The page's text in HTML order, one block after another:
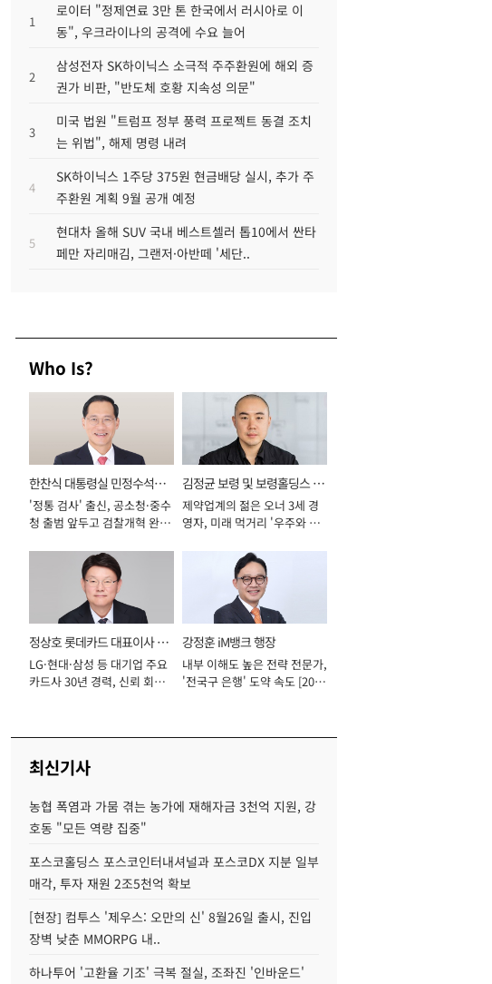
1
로이터 "정제연료 3만 톤 한국에서 러시아로 이
동", 우크라이나의 공격에 수요 늘어
2
삼성전자 SK하이닉스 소극적 주주환원에 해외 증
권가 비판, "반도체 호황 지속성 의문"
3
미국 법원 "트럼프 정부 풍력 프로젝트 동결 조치
는 위법", 해제 명령 내려
4
SK하이닉스 1주당 375원 현금배당 실시, 추가 주
주환원 계획 9월 공개 예정
5
현대차 올해 SUV 국내 베스트셀러 톱10에서 싼타
페만 자리매김, 그랜저·아반떼 '세단..
Who Is?
한찬식 대통령실 민정수석비
서관
'정통 검사' 출신, 공소청·중수
청 출범 앞두고 검찰개혁 완수
김정균 보령 및 보령홀딩스 대
표이사 사장
제약업계의 젊은 오너 3세 경
영자, 미래 먹거리 '우주와 헬
정상호 롯데카드 대표이사 사
장
LG·현대·삼성 등 대기업 주요
카드사 30년 경력, 신뢰 회복
강정훈 iM뱅크 행장
내부 이해도 높은 전략 전문가,
'전국구 은행' 도약 속도 [2026
최신기사
농협 폭염과 가뭄 겪는 농가에 재해자금 3천억 지원, 강
호동 "모든 역량 집중"
포스코홀딩스 포스코인터내셔널과 포스코DX 지분 일부
매각, 투자 재원 2조5천억 확보
[현장] 컴투스 '제우스: 오만의 신' 8월26일 출시, 진입
장벽 낮춘 MMORPG 내..
하나투어 '고환율 기조' 극복 절실, 조좌진 '인바운드'